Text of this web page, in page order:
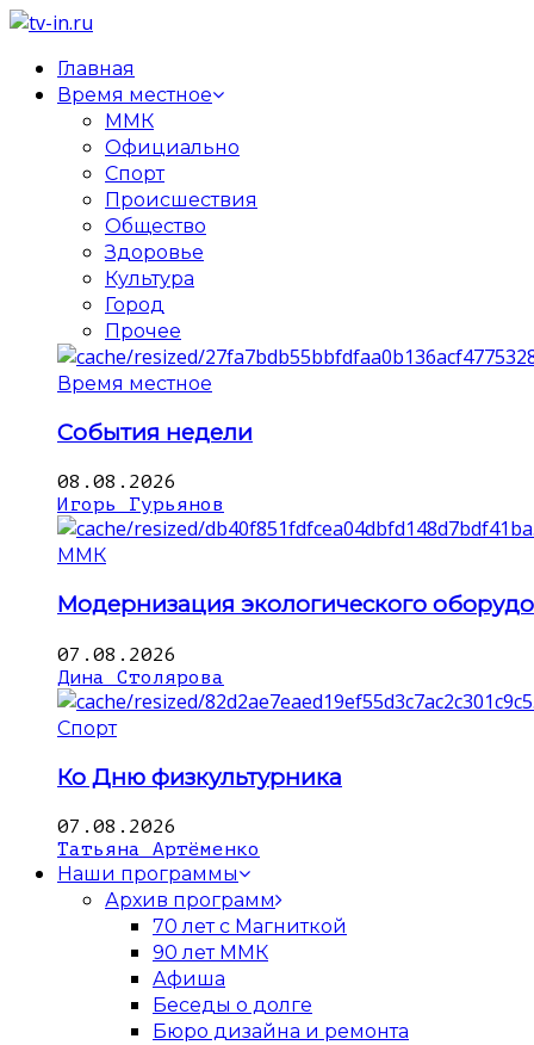
Главная
Время местное
ММК
Официально
Спорт
Происшествия
Общество
Здоровье
Культура
Город
Прочее
Время местное
События недели
08.08.2026
Игорь Гурьянов
ММК
Модернизация экологического
07.08.2026
Дина Столярова
Спорт
Ко Дню физкультурника
07.08.2026
Татьяна Артёменко
Наши программы
Архив программ
70 лет с Магниткой
90 лет ММК
Афиша
Беседы о долге
Бюро дизайна и ремонта